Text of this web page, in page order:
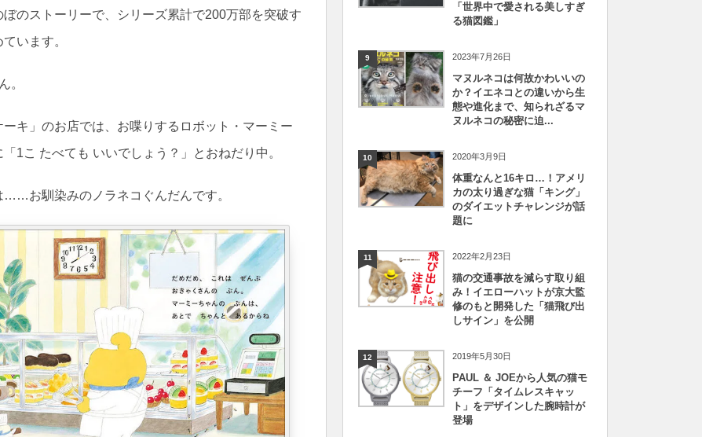
のストーリーで、シリーズ累計で200万部を突破す
います。
。
キ」のお店では、お喋りするロボット・マーミー
1こ たべても いいでしょう？」とおねだり中。
お馴染みのノラネコぐんだんです。
「世界中で愛される美しすぎ
る猫図鑑」
9 2023年7月26日
マヌルネコは何故かわいいの
か？イエネコとの違いから生
態や進化まで、知られざるマ
ヌルネコの秘密に迫...
10 2020年3月9日
体重なんと16キロ…！アメリ
カの太り過ぎな猫「キング」
のダイエットチャレンジが話
題に
11 2022年2月23日
猫の交通事故を減らす取り組
み！イエローハットが京大監
修のもと開発した「猫飛び出
しサイン」を公開
12 2019年5月30日
PAUL ＆ JOEから人気の猫モ
チーフ「タイムレスキャッ
ト」をデザインした腕時計が
登場